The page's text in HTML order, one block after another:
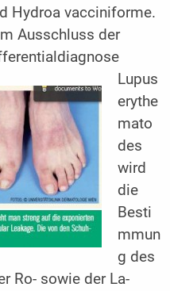
Hydroa vacciniforme.
Ausschluss der
Lupus
erythe
mato
des
wird
die
Besti
mmun
g des
Ro- sowie der La-